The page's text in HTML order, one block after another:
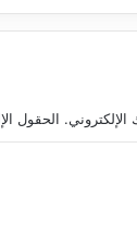
الحقول